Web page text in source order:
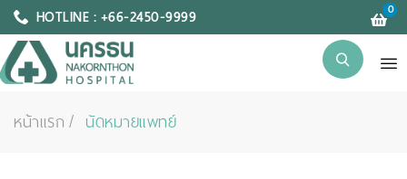
HOTLINE : +66-2450-9999 0
หน้าแรก นัดหมายแพทย์